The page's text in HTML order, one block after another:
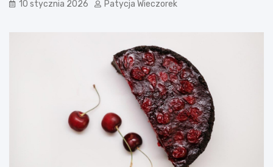
10 stycznia 2026 Patycja Wieczorek